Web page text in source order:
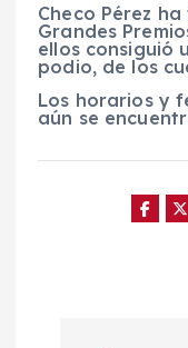
Checo Pérez
Grandes
ellos consiguió
podio, de los
Los horarios y
aún se